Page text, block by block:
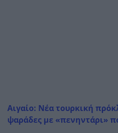
Αιγαίο: Νέα τουρκική
ψαράδες με «πενηντάρι»